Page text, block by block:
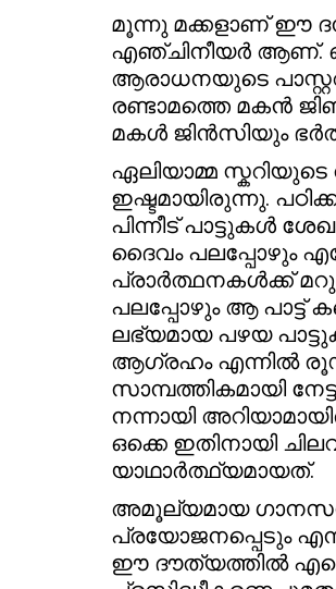
മൂന്നു മക്കളാണ് ഈ
എഞ്ചിനീയർ ആണ്.
ആരാധനയുടെ
രണ്ടാമത്തെ മകൻ
മകൾ ജിൻസിയും
ഏലിയാമ്മ
ഇഷ്ടമായിരുന്നു.
പിന്നീട് പാട്ടുകൾ
ദൈവം പലപ്പോഴും
പ്രാർത്ഥനകൾക്ക്
പലപ്പോഴും ആ പാട്ട്
ലഭ്യമായ പഴയ
ആഗ്രഹം എന്നിൽ
സാമ്പത്തികമായി
നന്നായി
ഒക്കെ ഇതിനായി
യാഥാർത്ഥ്യമായത്.
അമൂല്യമായ
പ്രയോജനപ്പെടും
ഈ ദൗത്യത്തിൽ